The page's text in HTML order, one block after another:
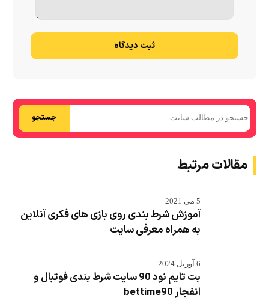
ثبت دیدگاه
جستجو
مقالات مرتبط
5 می 2021
آموزش شرط بندی روی بازی های فکری آنلاین
به همراه معرفی سایت
6 آوریل 2024
بت تایم نود 90 سایت شرط بندی فوتبال و
انفجار bettime90